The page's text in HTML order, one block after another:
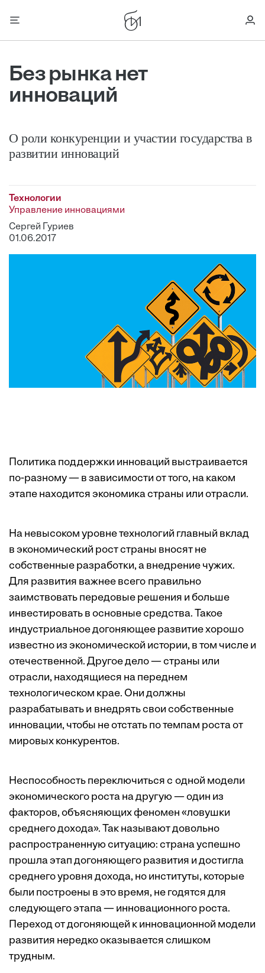
Без рынка нет
инноваций
О роли конкуренции и участии государства в
развитии инноваций
Технологии
Управление инновациями
Сергей Гуриев
01.06.2017
Политика поддержки инноваций выстраивается
по-разному — в зависимости от того, на каком
этапе находится экономика страны или отрасли.
На невысоком уровне технологий главный вклад
в экономический рост страны вносят не
собственные разработки, а внедрение чужих.
Для развития важнее всего правильно
заимствовать передовые решения и больше
инвестировать в основные средства. Такое
индустриальное догоняющее развитие хорошо
известно из экономической истории, в том числе и
отечественной. Другое дело — страны или
отрасли, находящиеся на переднем
технологическом крае. Они должны
разрабатывать и внедрять свои собственные
инновации, чтобы не отстать по темпам роста от
мировых конкурентов.
Неспособность переключиться с одной модели
экономического роста на другую — один из
факторов, объясняющих феномен «ловушки
среднего дохода». Так называют довольно
распространенную ситуацию: страна успешно
прошла этап догоняющего развития и достигла
среднего уровня дохода, но институты, которые
были построены в это время, не годятся для
следующего этапа — инновационного роста.
Переход от догоняющей к инновационной модели
развития нередко оказывается слишком
трудным.